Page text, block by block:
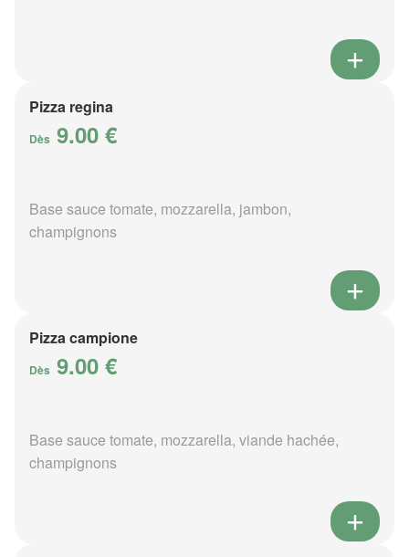
Pizza regina
Dès 9.00 €
Base sauce tomate, mozzarella, jambon,
champignons
Pizza campione
Dès 9.00 €
Base sauce tomate, mozzarella, viande hachée,
champignons